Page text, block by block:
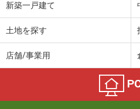
新築一戸建て
土地を探す
店舗/事業用